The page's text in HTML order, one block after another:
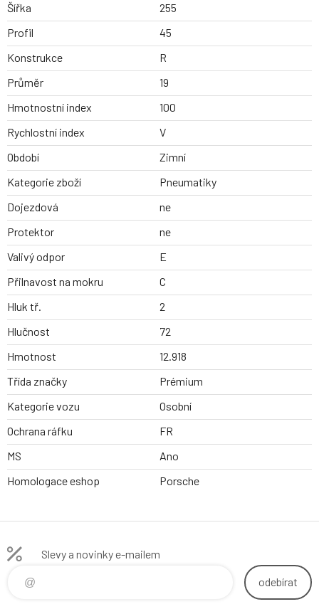
Šířka
255
Profil
45
Konstrukce
R
Průměr
19
Hmotnostní index
100
Rychlostní index
V
Období
Zimní
Kategorie zboží
Pneumatiky
Dojezdová
ne
Protektor
ne
Valivý odpor
E
Přilnavost na mokru
C
Hluk tř.
2
Hlučnost
72
Hmotnost
12.918
Třída značky
Prémium
Kategorie vozu
Osobní
Ochrana ráfku
FR
MS
Ano
Homologace eshop
Porsche
Slevy a novinky e-mailem
odebírat